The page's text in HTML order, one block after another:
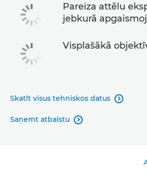
Pareiza attēlu
jebkurā
Visplašākā
Skatīt visus tehniskos datus 
Saņemt atbalstu 